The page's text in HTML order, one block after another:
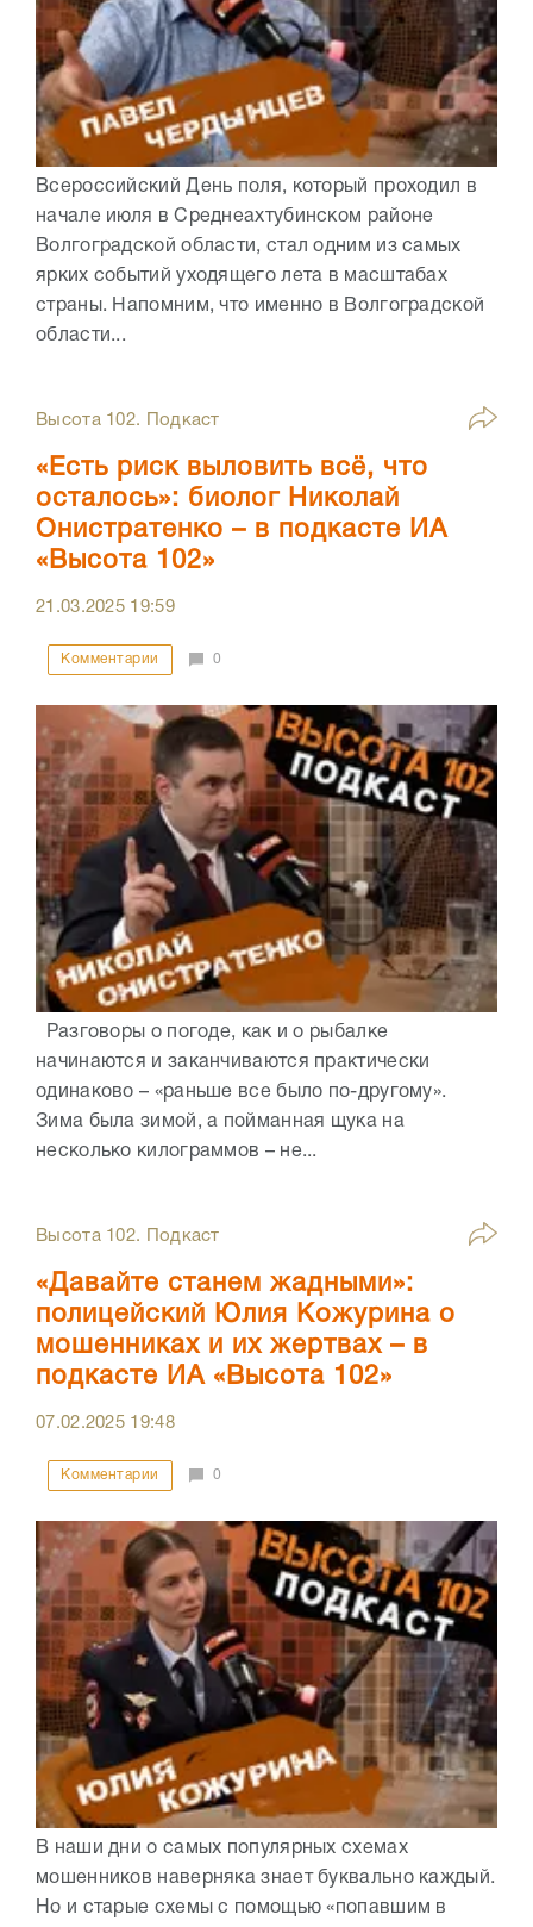
Всероссийский День поля, который проходил в
начале июля в Среднеахтубинском районе
Волгоградской области, стал одним из самых
ярких событий уходящего лета в масштабах
страны. Напомним, что именно в Волгоградской
области...
Высота 102. Подкаст
«Есть риск выловить всё, что
осталось»: биолог Николай
Онистратенко – в подкасте ИА
«Высота 102»
21.03.2025 19:59
Комментарии 0
Разговоры о погоде, как и о рыбалке
начинаются и заканчиваются практически
одинаково – «раньше все было по-другому».
Зима была зимой, а пойманная щука на
несколько килограммов – не...
Высота 102. Подкаст
«Давайте станем жадными»:
полицейский Юлия Кожурина о
мошенниках и их жертвах – в
подкасте ИА «Высота 102»
07.02.2025 19:48
Комментарии 0
В наши дни о самых популярных схемах
мошенников наверняка знает буквально каждый.
Но и старые схемы с помощью «попавшим в